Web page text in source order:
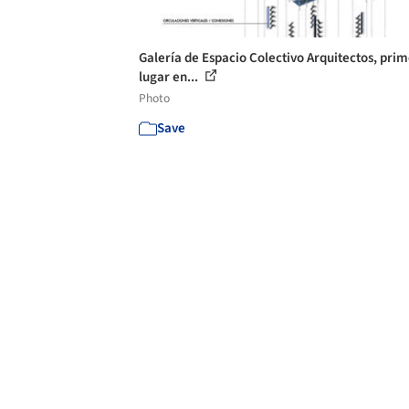
Galería de Espacio Colectivo Arquitectos,
lugar en...
Photo
Save